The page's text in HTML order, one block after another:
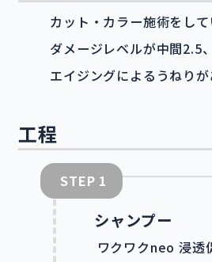
カット・カラー施術をして
ダメージレベルが中間2.5
エイジングによるうねりが
工程
STEP
シャンプー
ワクワクneo 浸透